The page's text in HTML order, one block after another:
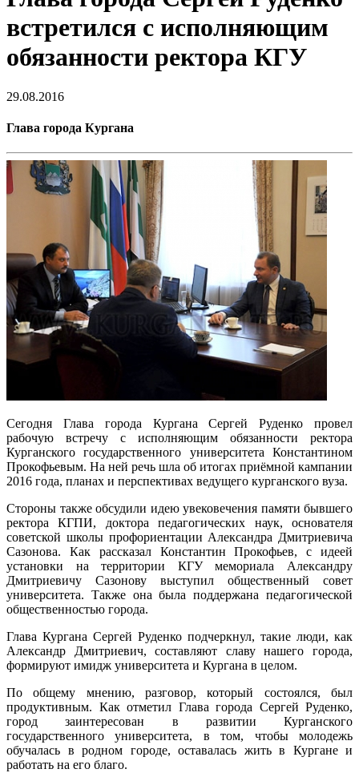
встретился с исполняющим
обязанности ректора КГУ
29.08.2016
Глава города Кургана
Сегодня Глава города Кургана Сергей Руденко провел
рабочую встречу с исполняющим обязанности ректора
Курганского государственного университета Константином
Прокофьевым. На ней речь шла об итогах приёмной кампании
2016 года, планах и перспективах ведущего курганского вуза.
Стороны также обсудили идею увековечения памяти бывшего
ректора КГПИ, доктора педагогических наук, основателя
советской школы профориентации Александра Дмитриевича
Сазонова. Как рассказал Константин Прокофьев, с идеей
установки на территории КГУ мемориала Александру
Дмитриевичу Сазонову выступил общественный совет
университета. Также она была поддержана педагогической
общественностью города.
Глава Кургана Сергей Руденко подчеркнул, такие люди, как
Александр Дмитриевич, составляют славу нашего города,
формируют имидж университета и Кургана в целом.
По общему мнению, разговор, который состоялся, был
продуктивным. Как отметил Глава города Сергей Руденко,
город заинтересован в развитии Курганского
государственного университета, в том, чтобы молодежь
обучалась в родном городе, оставалась жить в Кургане и
работать на его благо.